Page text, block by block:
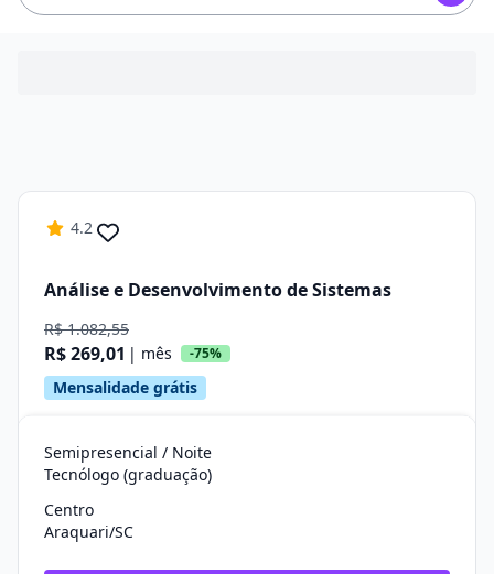
4.2
Análise e Desenvolvimento de Sistemas
R$ 1.082,55
R$ 269,01 | mês -75%
Mensalidade grátis
Semipresencial / Noite
Tecnólogo (graduação)
Centro
Araquari/SC